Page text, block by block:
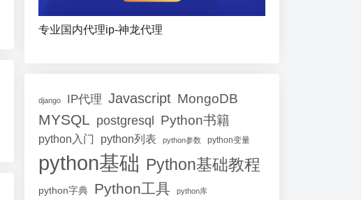
专业国内代理ip-神龙代理
django IP代理 Javascript MongoDB
MYSQL postgresql Python书籍
python入门 python列表 python参数 python变量
python基础 Python基础教程
python字典 Python工具 python库